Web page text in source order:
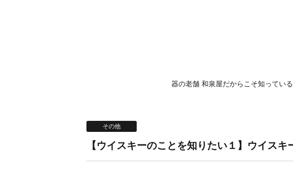
器の老舗 和泉屋だからこそ知ってい
その他
【ウイスキーのことを知りたい１】ウイス